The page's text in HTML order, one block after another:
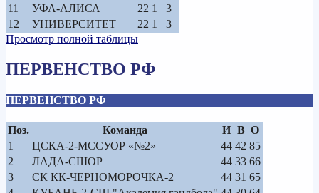
11
УФА-АЛИСА 22 1
3
12
УНИВЕРСИТЕТ 22 1
3
Просмотр полной таблицы
ПЕРВЕНСТВО РФ
ПЕРВЕНСТВО РФ
Поз. Команда И В О
1
ЦСКА-2-МССУОР «№2» 44 42 85
2
ЛАДА-СШОР 44 33 66
3
СК КК-ЧЕРНОМОРОЧКА-2 44 31 65